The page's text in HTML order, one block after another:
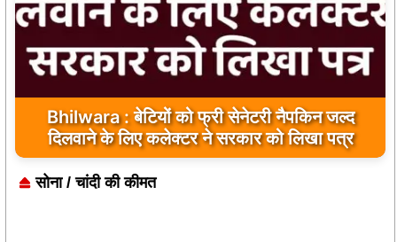
Bhilwara : बेटियों को फ्री सेनेटरी नैपकिन जल्द
दिलवाने के लिए कलेक्टर ने सरकार को लिखा पत्र
सोना / चांदी की कीमत